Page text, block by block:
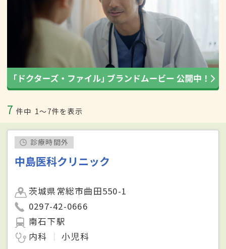
7 件中 1〜7件を表示
診療時間外
中島医科クリニック
茨城県常総市曲田550-1
0297-42-0666
南石下駅
内科
小児科